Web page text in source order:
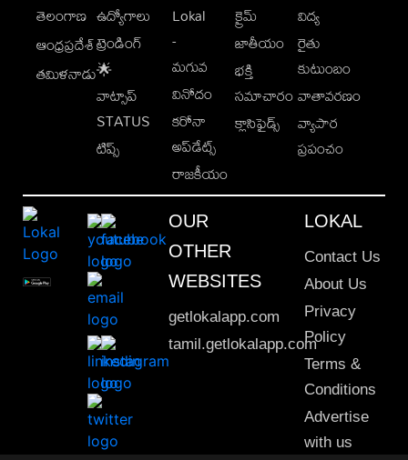
తెలంగాణ
ఆంధ్రప్రదేశ్
తమిళనాడు
ఉద్యోగాలు
ట్రెండింగ్
🌟
వాట్సాప్
STATUS
టిప్స్
Lokal
-
మగువ
వినోదం
కరోనా
అప్‌డేట్స్
రాజకీయం
క్రైమ్
జాతీయం
భక్తి
సమాచారం
క్లాసిఫైడ్స్
విద్య
రైతు
కుటుంబం
వాతావరణం
వ్యాపార
ప్రపంచం
OUR
OTHER
WEBSITES
getlokalapp.com
tamil.getlokalapp.com
LOKAL
Contact Us
About Us
Privacy
Policy
Terms &
Conditions
Advertise
with us